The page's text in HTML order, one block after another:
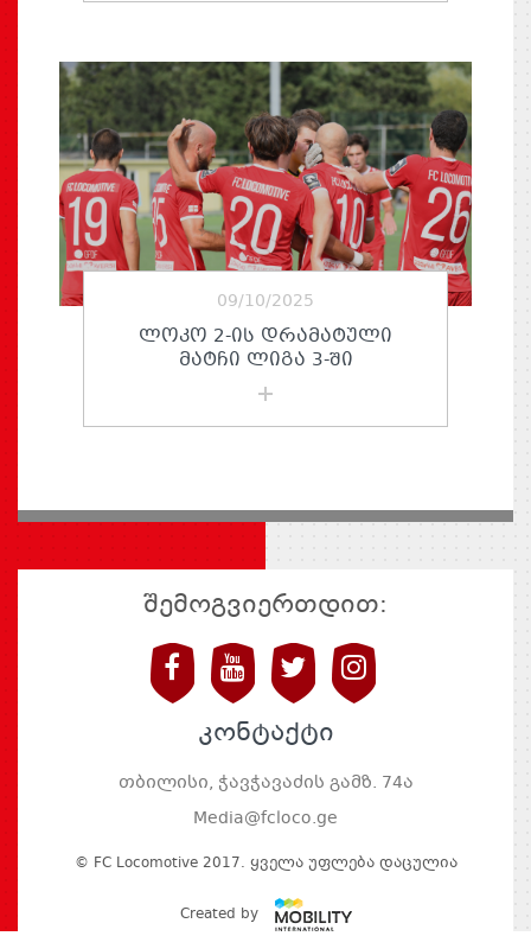
09/10/2025
ᲚᲝᲙᲝ 2-ᲘᲡ ᲓᲠᲐᲛᲐᲢᲣᲚᲘ
ᲛᲐᲢᲩᲘ ᲚᲘᲒᲐ 3-ᲨᲘ
შემოგვიერთდით:
კონტაქტი
თბილისი, ჭავჭავაძის გამზ. 74ა
Media@fcloco.ge
© FC Locomotive 2017. Ყველა Უფლება Დაცულია
Created by